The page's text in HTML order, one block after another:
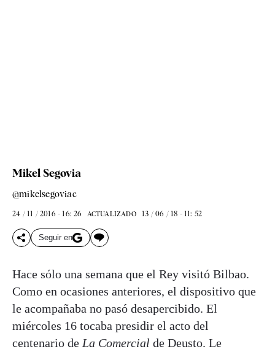
Mikel Segovia
@mikelsegoviac
24 / 11 / 2016 - 16: 26 ACTUALIZADO 13 / 06 / 18 - 11: 52
Seguir en
Hace sólo una semana que el Rey visitó Bilbao.
Como en ocasiones anteriores, el dispositivo que
le acompañaba no pasó desapercibido. El
miércoles 16 tocaba presidir el acto del
centenario de La Comercial de Deusto. Le